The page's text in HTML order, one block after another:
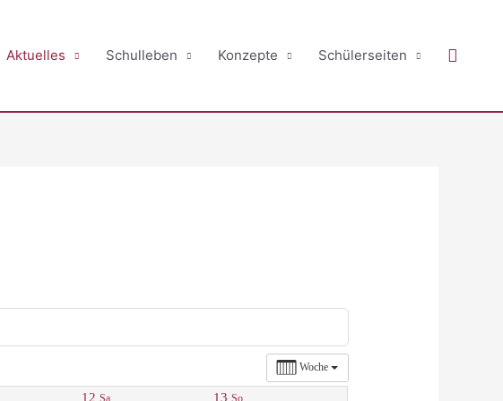
Aktuelles Schulleben Konzepte Schülerseiten
Woche
12 Sa. 13 So.